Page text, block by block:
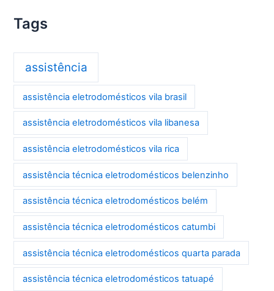
Tags
assistência
assistência eletrodomésticos vila brasil
assistência eletrodomésticos vila libanesa
assistência eletrodomésticos vila rica
assistência técnica eletrodomésticos belenzinho
assistência técnica eletrodomésticos belém
assistência técnica eletrodomésticos catumbi
assistência técnica eletrodomésticos quarta parada
assistência técnica eletrodomésticos tatuapé